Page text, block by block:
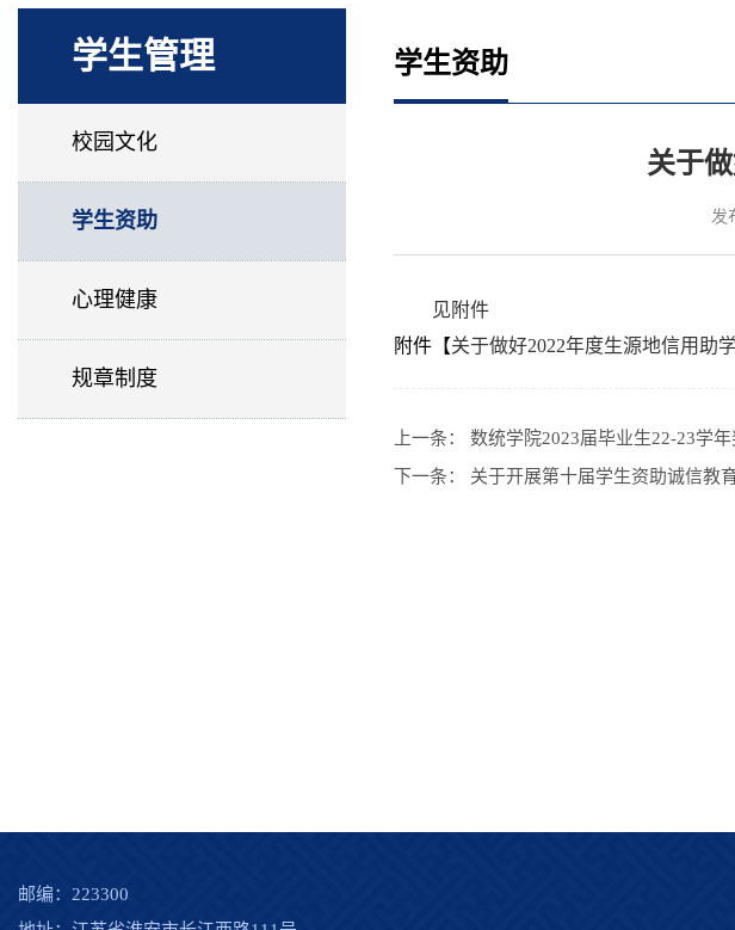
学生管理
校园文化
学生资助
心理健康
规章制度
学生资助
关于
发
见附件
附件【关于做好2022年度生源地信用助
上一条： 数统学院2023届毕业生22-23学
下一条： 关于开展第十届学生资助诚信教
邮编：223300